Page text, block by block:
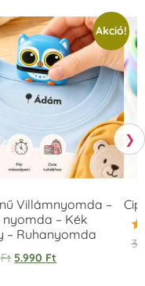
Akció!
Villámnyomda –
nyomda – Kék
– Ruhanyomda
Ft 5.990 Ft
❯